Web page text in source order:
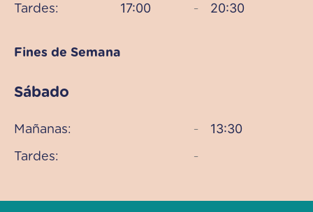
Tardes: 17:00 – 20:30
Fines de Semana
Sábado
Mañanas: – 13:30
Tardes: –